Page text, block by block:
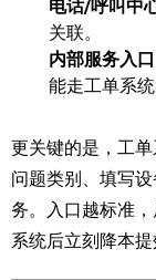
电话/呼叫中
关联。
内部服务入口
能走工单系
更关键的是，工
问题类别、填写
务。入口越标准
系统后立刻降本提